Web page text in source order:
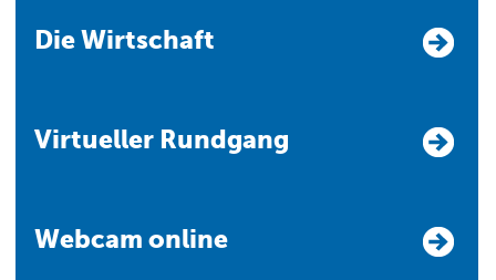
Die Wirtschaft
Virtueller Rundgang
Webcam online